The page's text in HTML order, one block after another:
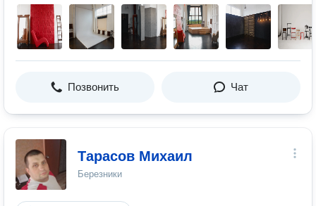
Позвонить Чат
Тарасов Михаил
Березники